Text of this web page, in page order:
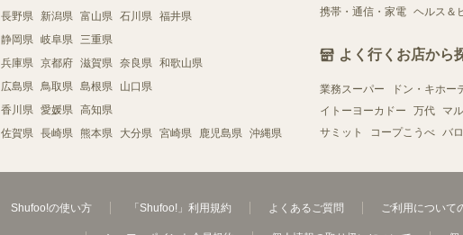
長野県 新潟県 富山県 石川県 福井県
静岡県 岐阜県 三重県
兵庫県 京都府 滋賀県 奈良県 和歌山県
広島県 鳥取県 島根県 山口県
香川県 愛媛県 高知県
佐賀県 長崎県 熊本県 大分県 宮崎県 鹿児島県 沖縄県
携帯・通信・家電 ヘルス＆
よく行くお店から
業務スーパー ドン・キホー
イトーヨーカドー
万代 マ
サミット
コープこうべ バ
Shufoo!の使い方 「Shufoo!」利用規約 よくあるご質問 ご利用について